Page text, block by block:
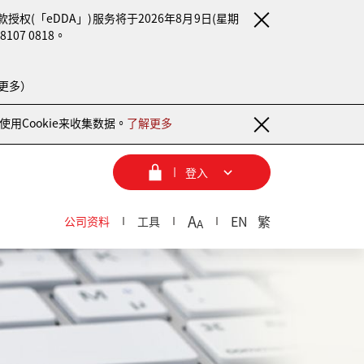
授权(「eDDA」)服务将于2026年8月9日(星期
0818。
多）
用Cookie来收集数据。 了解更多
登入
公司资料 工具 AA EN 繁